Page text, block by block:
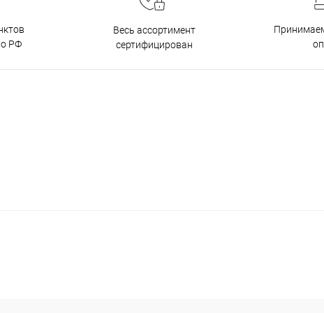
РФ
Весь ассортимент
сертифицирован